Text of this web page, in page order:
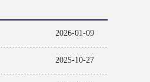
2026-01-09
2025-10-27